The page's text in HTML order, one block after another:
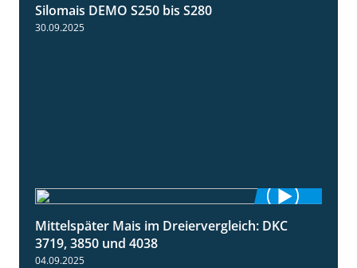
Silomais DEMO S250 bis S280
30.09.2025
1:41
Mittelspäter Mais im Dreiervergleich: DKC
3719, 3850 und 4038
04.09.2025